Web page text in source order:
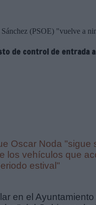
(PSOE) "vuelve a
de control de entrada
Oscar Noda "sigue
los vehículos que
estival"
en el